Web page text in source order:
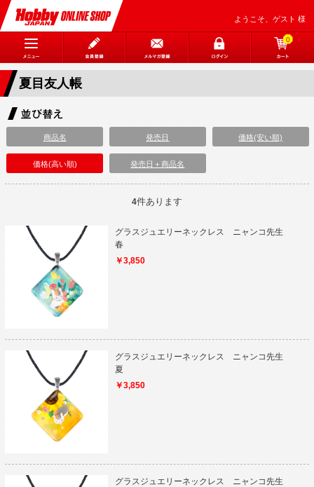
ようこそ、ゲスト 様
0
夏目友人帳
商品名 発売日 価格(安い順)
価格(高い順) 発売日＋商品名
4件あります
グラスジュエリーネックレス ニャンコ先生
春
￥3,850
グラスジュエリーネックレス ニャンコ先生
夏
￥3,850
グラスジュエリーネックレス ニャンコ先生